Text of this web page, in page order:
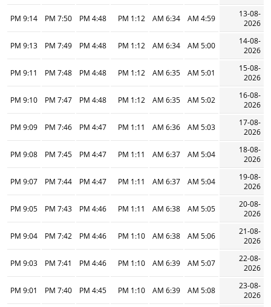
13-08-
2026
4:59 AM
6:34 AM
1:12 PM
4:48 PM
7:50 PM
9:14 PM
14-08-
2026
5:00 AM
6:34 AM
1:12 PM
4:48 PM
7:49 PM
9:13 PM
15-08-
2026
5:01 AM
6:35 AM
1:12 PM
4:48 PM
7:48 PM
9:11 PM
16-08-
2026
5:02 AM
6:35 AM
1:12 PM
4:48 PM
7:47 PM
9:10 PM
17-08-
2026
5:03 AM
6:36 AM
1:11 PM
4:47 PM
7:46 PM
9:09 PM
18-08-
2026
5:04 AM
6:37 AM
1:11 PM
4:47 PM
7:45 PM
9:08 PM
19-08-
2026
5:04 AM
6:37 AM
1:11 PM
4:47 PM
7:44 PM
9:07 PM
20-08-
2026
5:05 AM
6:38 AM
1:11 PM
4:46 PM
7:43 PM
9:05 PM
21-08-
2026
5:06 AM
6:38 AM
1:10 PM
4:46 PM
7:42 PM
9:04 PM
22-08-
2026
5:07 AM
6:39 AM
1:10 PM
4:46 PM
7:41 PM
9:03 PM
23-08-
2026
5:08 AM
6:39 AM
1:10 PM
4:45 PM
7:40 PM
9:01 PM